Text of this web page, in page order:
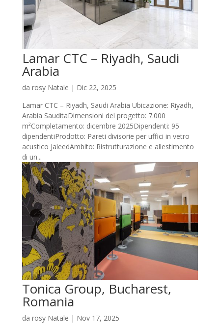
Lamar CTC – Riyadh, Saudi
Arabia
da rosy Natale | Dic 22, 2025
Lamar CTC – Riyadh, Saudi Arabia Ubicazione: Riyadh,
Arabia SauditaDimensioni del progetto: 7.000
m²Completamento: dicembre 2025Dipendenti: 95
dipendentiProdotto: Pareti divisorie per uffici in vetro
acustico JaleedAmbito: Ristrutturazione e allestimento
di un...
Tonica Group, Bucharest,
Romania
da rosy Natale | Nov 17, 2025